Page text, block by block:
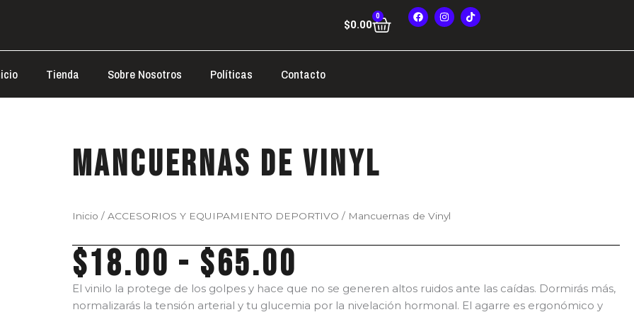
$0.00
0
Cart
F
a
c
b
I
n
s
a
T
i
k
o
Tienda Sobre Nosotros Políticas Contacto
Mancuernas de Vinyl
Inicio / ACCESORIOS Y EQUIPAMIENTO DEPORTIVO / Mancuernas de Vinyl
$18.00 - $65.00de
precios:
El vinilo la protege de los golpes y hace que no se generen altos ruidos ante las caídas. Dormirás más,
normalizarás la tensión arterial y tu glucemia por la nivelación hormonal. El agarre es ergonómico y